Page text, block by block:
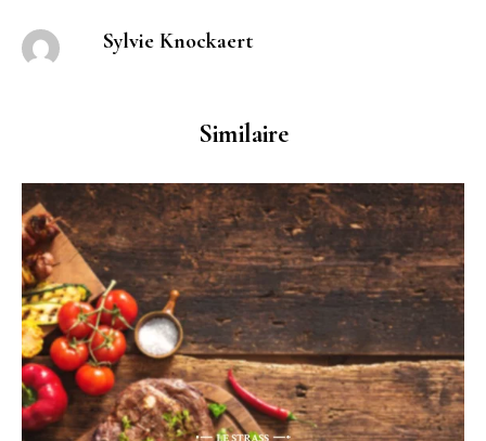
Sylvie Knockaert
Similaire